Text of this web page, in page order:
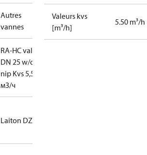
Autres
vannes
RA-HC valve
DN 25 w/o
nip Kvs 5,5
м3/ч
Laiton DZR
Valeurs kvs
[m³/h]
5.50 m³/h